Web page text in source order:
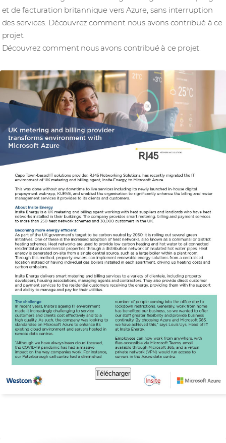
et de facturation britannique vers Azure, sans interruption
des services. Découvrez comment nous avons contribué à ce
projet.
Découvrez comment nous avons contribué à ce projet.
Télécharger